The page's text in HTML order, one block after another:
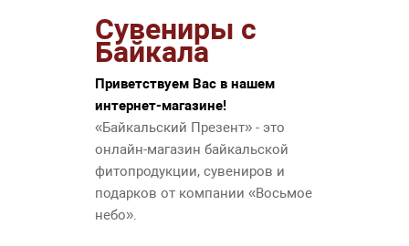
Сувениры с
Байкала
Приветствуем Вас в нашем
интернет-магазине!
«Байкальский Презент» - это
онлайн-магазин байкальской
фитопродукции, сувениров и
подарков от компании «Восьмое
небо».